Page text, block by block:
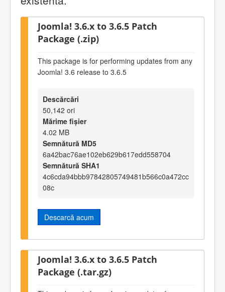
Joomla! 3.6.x to 3.6.5 Patch
Package (.zip)
This package is for performing updates from any
Joomla! 3.6 release to 3.6.5
Descărcări
50,142 ori
Mărime fișier
4.02 MB
Semnătură MD5
6a42bac76ae102eb629b617edd558704
Semnătură SHA1
4c6cda94bbb97842805749481b566c0a472cc
08c
Descarcă acum
Joomla! 3.6.x to 3.6.5 Patch
Package (.tar.gz)